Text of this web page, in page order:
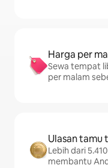
Harga per
Sewa tempat
per malam
Ulasan tamu
Lebih dari
membantu